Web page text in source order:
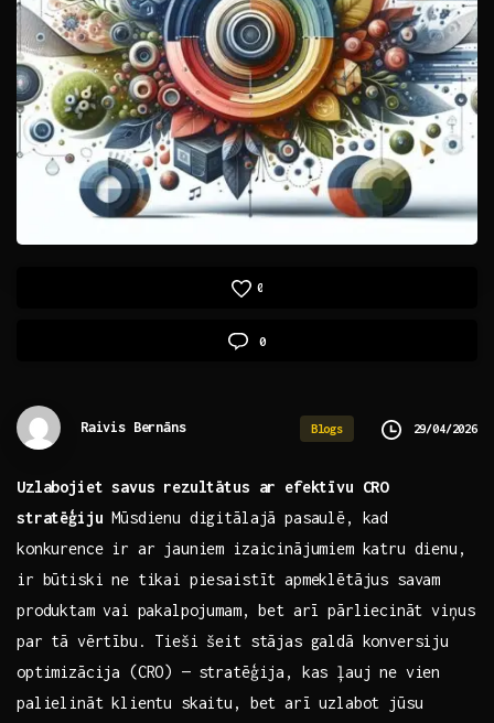
0
0
Raivis Bernāns Blogs 29/04/2026
Uzlabojiet ‌savus rezultātus ar efektīvu CRO
stratēģiju Mūsdienu digitālajā pasaulē, kad
konkurence ir ar​ jauniem izaicinājumiem katru dienu,
ir būtiski ne tikai piesaistīt apmeklētājus ‍savam
produktam⁤ vai pakalpojumam, bet arī pārliecināt viņus
par tā vērtību. Tieši šeit stājas galdā konversiju
optimizācija (CRO) — stratēģija, kas ļauj ne vien
palielināt klientu skaitu, bet arī uzlabot jūsu